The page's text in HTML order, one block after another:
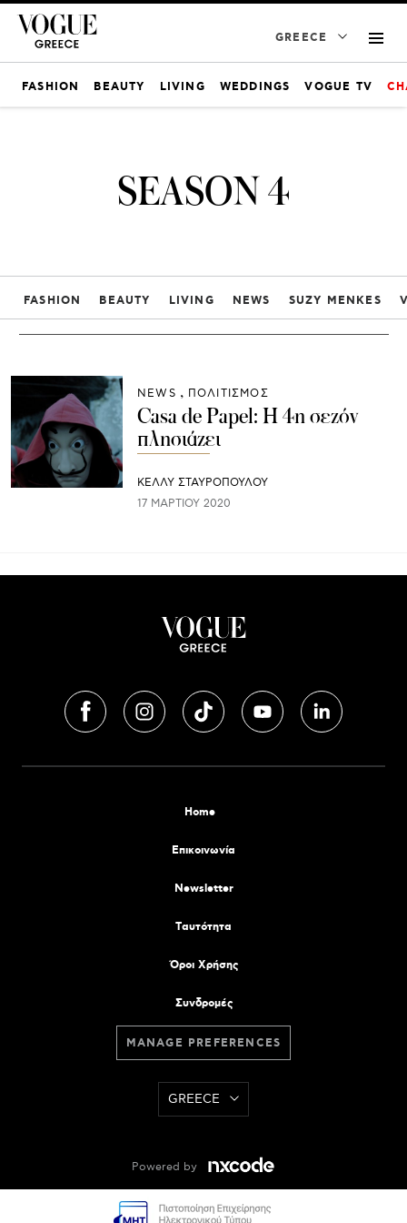
GREECE
FASHION BEAUTY LIVING WEDDINGS VOGUE TV
SEASON 4
FASHION BEAUTY LIVING NEWS SUZY MENKES
NEWS ΠΟΛΙΤΙΣΜΟΣ
Casa de Papel: H 4η σεζόν
πλησιάζει
ΚΕΛΛΥ ΣΤΑΥΡΟΠΟΥΛΟΥ
17 ΜΑΡΤΊΟΥ 2020
Home
Επικοινωνία
Newsletter
Tαυτότητα
Όροι Χρήσης
Συνδρομές
MANAGE PREFERENCES
GREECE
Powered by